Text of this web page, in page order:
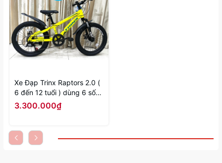
Xe Đạp Trinx Raptors 2.0 (
6 đến 12 tuổi ) dùng 6 số
shimano nhanh chậm
3.300.000₫